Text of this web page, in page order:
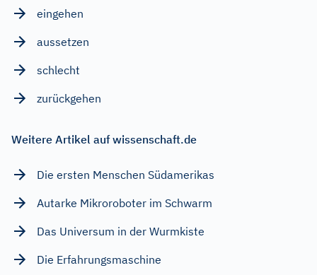
eingehen
aussetzen
schlecht
zurückgehen
Weitere Artikel auf wissenschaft.de
Die ersten Menschen Südamerikas
Autarke Mikroroboter im Schwarm
Das Universum in der Wurmkiste
Die Erfahrungsmaschine